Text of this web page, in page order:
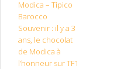
Modica – Tipico
Barocco
Souvenir : il y a 3
ans, le chocolat
de Modica à
l’honneur sur TF1